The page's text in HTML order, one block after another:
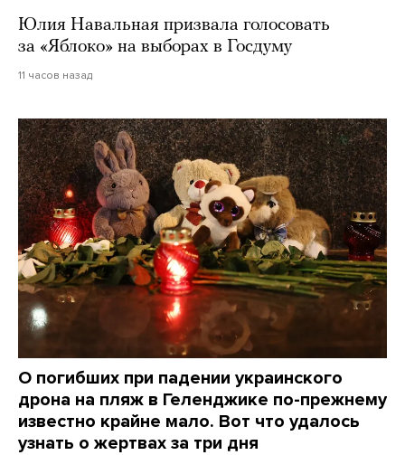
Юлия Навальная призвала голосовать
за «Яблоко» на выборах в Госдуму
11 часов назад
О погибших при падении украинского
дрона на пляж в Геленджике по-прежнему
известно крайне мало. Вот что удалось
узнать о жертвах за три дня